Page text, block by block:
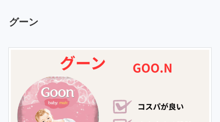
グーン